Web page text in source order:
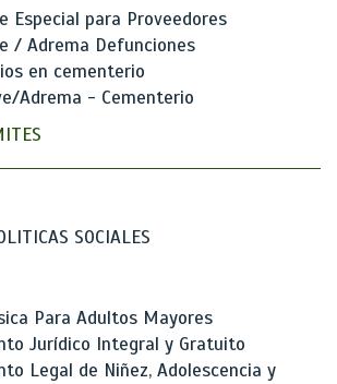
Especial para Proveedores
/ Adrema Defunciones
en cementerio
Adrema - Cementerio
SOCIALES
Para Adultos Mayores
Jurídico Integral y Gratuito
Legal de Niñez, Adolescencia y